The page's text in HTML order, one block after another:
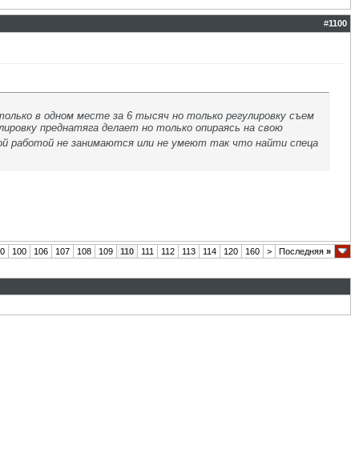
#1100
в одном месте за 6 тысяч но только регулировку съем
преднатяга делает но только опираясь на свою
работой не занимаются или не умеют так что найти спеца
100 106 107 108 109 110 111 112 113 114 120 160 > Последняя »